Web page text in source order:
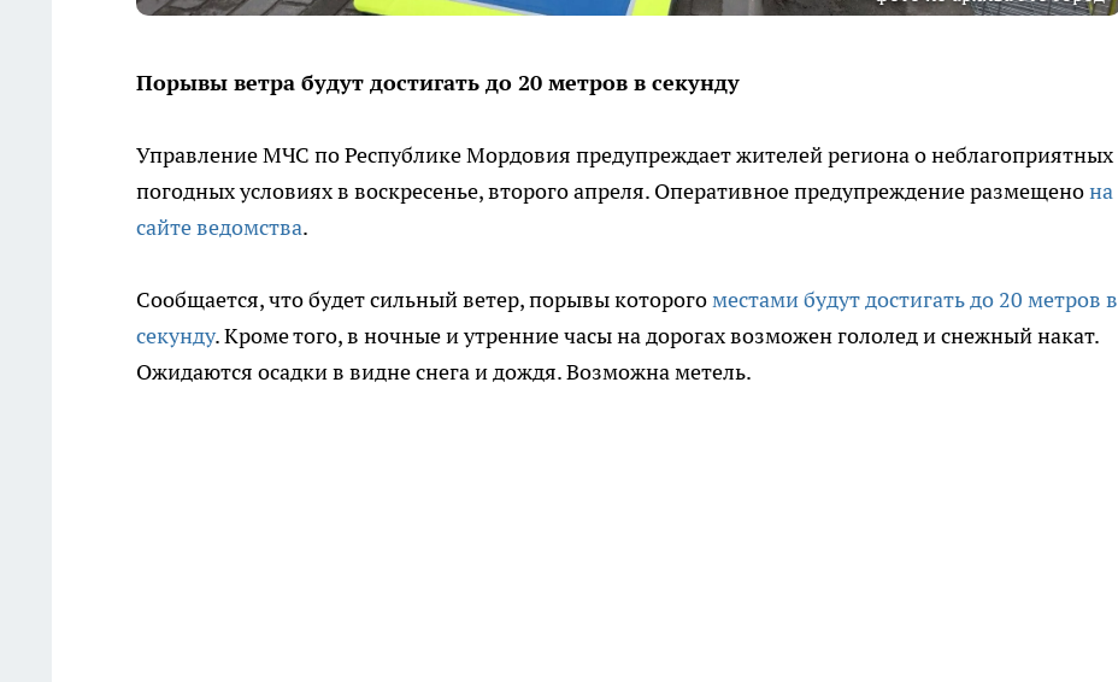
Порывы ветра будут достигать до 20 метров в секунду
Управление МЧС по Республике Мордовия предупреждает жителей региона о неблагоприятных
погодных условиях в воскресенье, второго апреля. Оперативное предупреждение размещенона
сайте ведомства.
Сообщается, что будет сильный ветер, порывы которогоместами будут достигать до 20 метров в
секунду. Кроме того, в ночные и утренние часы на дорогах возможен гололед и снежный накат.
Ожидаются осадки в видне снега и дождя. Возможна метель.